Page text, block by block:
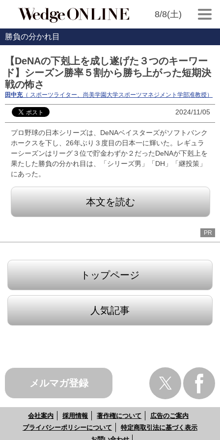
8/8(土)
勝負の分かれ目
【DeNAの下剋上を成し遂げた３つのキーワー
ド】シーズン勝率５割から勝ち上がった短期決
戦の怖さ
田中充（ スポーツライター、尚美学園大学スポーツマネジメント学部准教授）
2024/11/05
プロ野球の日本シリーズは、DeNAベイスターズがソフトバンク
ホークスを下し、26年ぶり３度目の日本一に輝いた。レギュラ
ーシーズンはリーグ３位で貯金わずか２だったDeNAが下剋上を
果たした勝負の分かれ目は、「シリーズ男」「DH」「継投策」
にあった。
本文を読む
PR
トップページ
人気記事
メルマガ登録
会社案内 採用情報 著作権について
広告のご案内
プライバシーポリシーについて
特定商取引法に基づく表示